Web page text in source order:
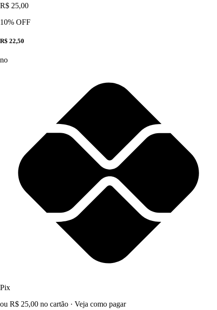
R$ 25,00
10% OFF
R$ 22,50
no
Pix
ou R$ 25,00 no cartão · Veja como pagar